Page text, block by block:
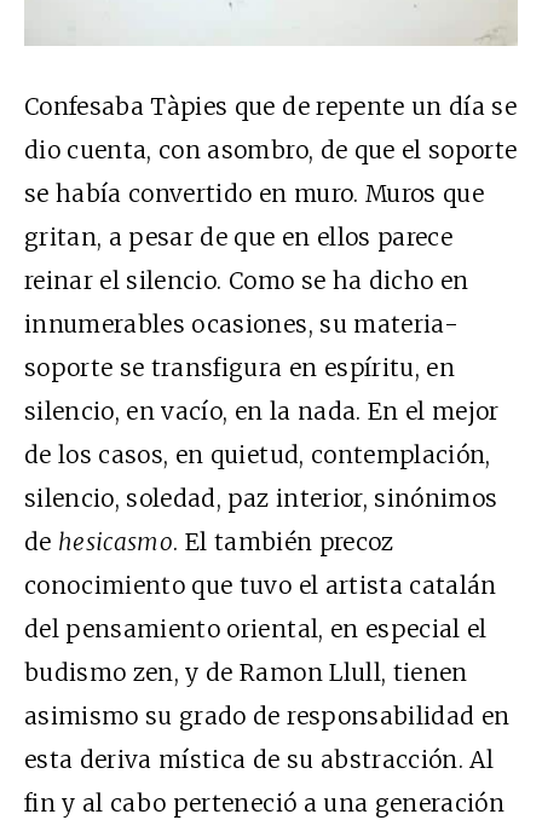
Confesaba Tàpies que de repente un día se
dio cuenta, con asombro, de que el soporte
se había convertido en muro. Muros que
gritan, a pesar de que en ellos parece
reinar el silencio. Como se ha dicho en
innumerables ocasiones, su materia-
soporte se transfigura en espíritu, en
silencio, en vacío, en la nada. En el mejor
de los casos, en quietud, contemplación,
silencio, soledad, paz interior, sinónimos
de hesicasmo. El también precoz
conocimiento que tuvo el artista catalán
del pensamiento oriental, en especial el
budismo zen, y de Ramon Llull, tienen
asimismo su grado de responsabilidad en
esta deriva mística de su abstracción. Al
fin y al cabo perteneció a una generación